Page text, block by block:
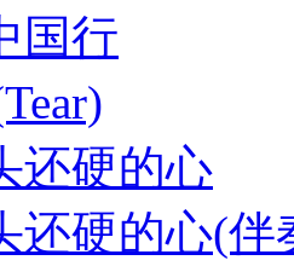
国行
还硬的心
还硬的心(伴